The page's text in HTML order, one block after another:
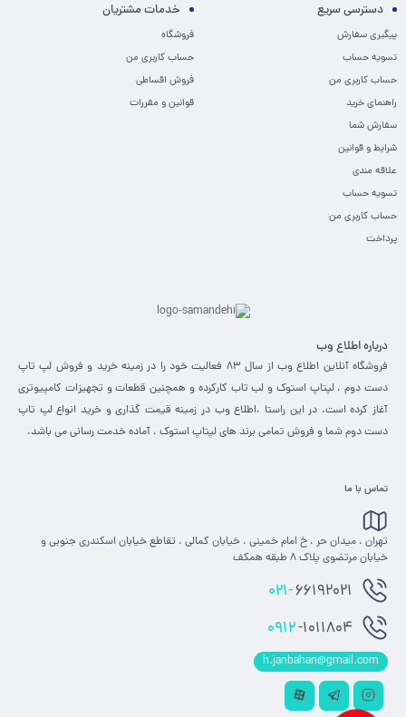
دسترسی سریع
پیگیری سفارش
تسویه حساب
حساب کاربری من
راهنمای خرید
سفارش شما
شرایط و قوانین
علاقه مندی
تسویه حساب
حساب کاربری من
پرداخت
خدمات مشتریان
فروشگاه
حساب کاربری من
فروش اقساطی
قوانین و مقررات
درباره اطلاع وب
فروشگاه آنلاین اطلاع وب از سال 83 فعالیت خود را در زمینه خرید و فروش لپ تاپ
دست دوم ، لپتاپ استوک و لب تاب کارکرده و همچنین قطعات و تجهیزات کامپیوتری
آغاز کرده است. در این راستا ،‌اطلاع وب در زمینه قیمت گذاری و خرید انواع لپ تاپ
دست دوم شما و فروش تمامی برند های لپتاپ استوک ، آماده خدمت رسانی می باشد.
تماس با ما
تهران ، میدان حر ، خ امام خمینی ، خیابان کمالی ، تقاطع خیابان اسکندری جنوبی و
خیابان مرتضوی پلاک 8 طبقه همکف
021-66192021
0912-1011804
h.janbahan@gmail.com